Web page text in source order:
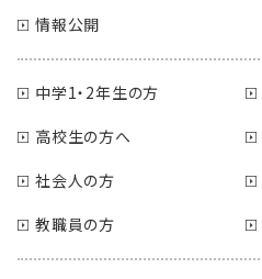
情報公開
中学1・2年生の方
高校生の方へ
社会人の方
教職員の方